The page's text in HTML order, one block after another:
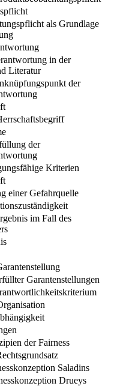
als Grundlage
in der
Literatur
der
der
Kriterien
einer Gefahrquelle
im Fall des
Garantenstellungen
der Fairness
Saladins
Drueys